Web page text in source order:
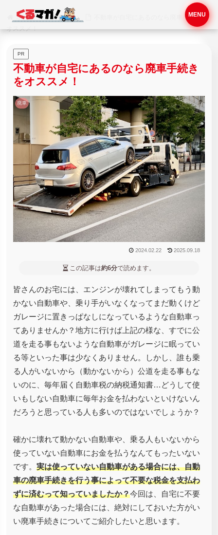
ホーム 廃車
不動車が自宅にあるのなら廃車手続きを
オススメ！
PR
不動車が自宅にあるのなら廃車手続き
をオススメ！
廃車
2024.02.22 2025.09.18
この記事は約6分で読めます。
皆さんのお宅には、エンジンが壊れてしまってもう動
かない自動車や、乗り手がいなくなってまだ動くけど
ガレージに置きっぱなしになっているような自動車っ
てありませんか？地方に行けば上記の様な、すでに公
道を走る事もないような自動車がガレージに眠ってい
る等といった事は少なくありません。しかし、誰も乗
る人がいないから（動かないから）公道を走る事もな
いのに、毎年届く自動車税の納税通知書…どうして使
いもしない自動車に毎年お金を払わないといけないん
だろうと思っている人も多いのではないでしょうか？
確かに壊れて動かない自動車や、乗る人もいないから
使っていない自動車にお金を払うなんてもったいない
です。 実は使っていない自動車がある場合には、自動
車の廃車手続きを行う事によって不要な税金を支払わ
ずに済むって知っていましたか？今回は、自宅に不要
な自動車があった場合には、絶対にしておいた方がい
い廃車手続きについてご紹介したいと思います。
MENU